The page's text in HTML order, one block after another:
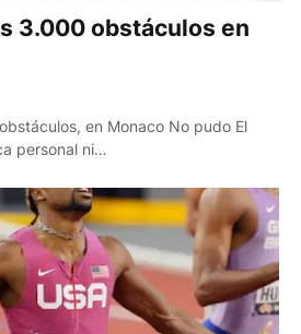
3.000 obstáculos en
en Monaco No pudo El
personal ni…